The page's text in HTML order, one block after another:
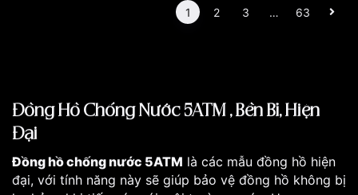
1 2 3 … 63
Đồng Hồ Chống Nước 5ATM , Bền Bỉ, Hiện
Đại
Đồng hồ chống nước 5ATM là các mẫu đồng hồ hiện
đại, với tính năng này sẽ giúp bảo vệ đồng hồ không bị